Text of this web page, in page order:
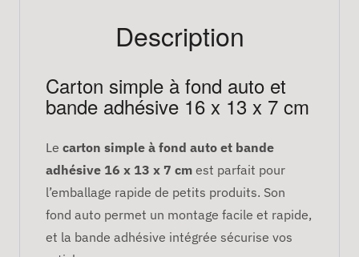
Description
Carton simple à fond auto et
bande adhésive 16 x 13 x 7 cm
Le carton simple à fond auto et bande
adhésive 16 x 13 x 7 cm est parfait pour
l’emballage rapide de petits produits. Son
fond auto permet un montage facile et rapide,
et la bande adhésive intégrée sécurise vos